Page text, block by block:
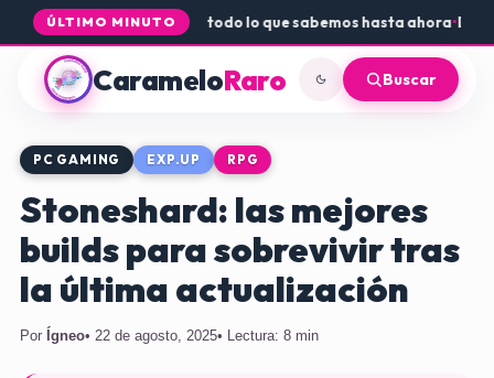
ÚLTIMO MINUTO
Core a PS5 y Xbox: todo lo que sabemos hasta ahora•Dónde
CarameloRaro Buscar
PC GAMING EXP.UP RPG
Stoneshard: las mejores
builds para sobrevivir tras
la última actualización
Por Ígneo• 22 de agosto, 2025• Lectura: 8 min